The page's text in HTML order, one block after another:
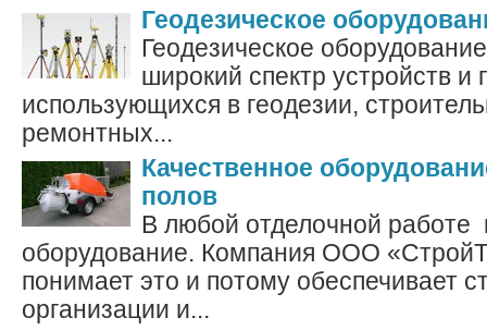
Геодезическое
Геодезическое
широкий спектр устройств и
использующихся в геодезии,
ремонтных...
Качественное
полов
В любой отделочной работе
оборудование. Компания ООО
понимает это и потому обеспечивает
организации и...